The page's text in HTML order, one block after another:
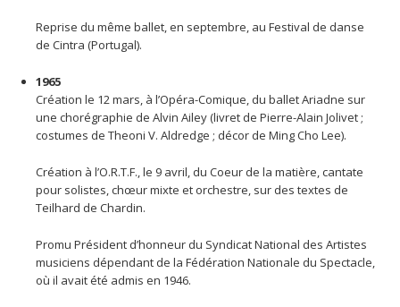
Reprise du même ballet, en septembre, au Festival de danse
de Cintra (Portugal).
1965
Création le 12 mars, à l’Opéra-Comique, du ballet Ariadne sur
une chorégraphie de Alvin Ailey (livret de Pierre-Alain Jolivet ;
costumes de Theoni V. Aldredge ; décor de Ming Cho Lee).
Création à l’O.R.T.F., le 9 avril, du Coeur de la matière, cantate
pour solistes, chœur mixte et orchestre, sur des textes de
Teilhard de Chardin.
Promu Président d’honneur du Syndicat National des Artistes
musiciens dépendant de la Fédération Nationale du Spectacle,
où il avait été admis en 1946.